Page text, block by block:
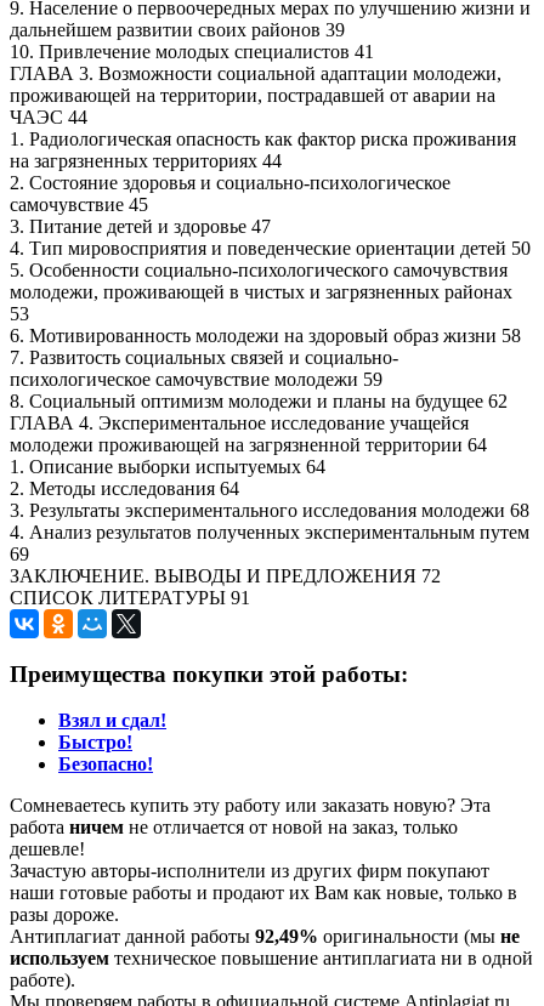
9. Население о первоочередных мерах по улучшению жизни и
дальнейшем развитии своих районов 39
10. Привлечение молодых специалистов 41
ГЛАВА 3. Возможности социальной адаптации молодежи,
проживающей на территории, пострадавшей от аварии на
ЧАЭС 44
1. Радиологическая опасность как фактор риска проживания
на загрязненных территориях 44
2. Состояние здоровья и социально-психологическое
самочувствие 45
3. Питание детей и здоровье 47
4. Тип мировосприятия и поведенческие ориентации детей 50
5. Особенности социально-психологического самочувствия
молодежи, проживающей в чистых и загрязненных районах
53
6. Мотивированность молодежи на здоровый образ жизни 58
7. Развитость социальных связей и социально-
психологическое самочувствие молодежи 59
8. Социальный оптимизм молодежи и планы на будущее 62
ГЛАВА 4. Экспериментальное исследование учащейся
молодежи проживающей на загрязненной территории 64
1. Описание выборки испытуемых 64
2. Методы исследования 64
3. Результаты экспериментального исследования молодежи 68
4. Анализ результатов полученных экспериментальным путем
69
ЗАКЛЮЧЕНИЕ. ВЫВОДЫ И ПРЕДЛОЖЕНИЯ 72
СПИСОК ЛИТЕРАТУРЫ 91
Преимущества покупки этой работы:
Взял и сдал!
Быстро!
Безопасно!
Сомневаетесь купить эту работу или заказать новую? Эта
работа ничем не отличается от новой на заказ, только
дешевле!
Зачастую авторы-исполнители из других фирм покупают
наши готовые работы и продают их Вам как новые, только в
разы дороже.
Антиплагиат данной работы 92,49% оригинальности (мы не
используем техническое повышение антиплагиата ни в одной
работе).